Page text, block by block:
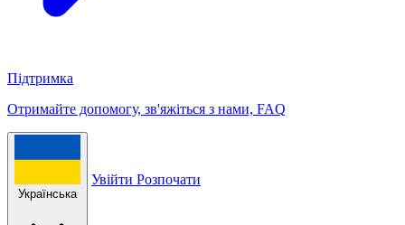
Підтримка
Отримайте допомогу, зв'яжіться з нами, FAQ
Українська
Увійти Розпочати